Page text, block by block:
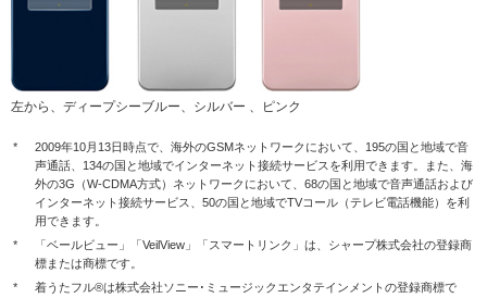
左から、ディープシーブルー、シルバー 、ピンク
*
2009年10月13日時点で、海外のGSMネットワークにおいて、195の国と地域で音
声通話、134の国と地域でインターネット接続サービスを利用できます。また、海
外の3G（W-CDMA方式）ネットワークにおいて、68の国と地域で音声通話および
インターネット接続サービス、50の国と地域でTVコール（テレビ電話機能）を利
用できます。
*
「ベールビュー」「VeilView」「スマートリンク」は、シャープ株式会社の登録商
標または商標です。
*
着うたフル®は株式会社ソニー･ミュージックエンタテインメントの登録商標で